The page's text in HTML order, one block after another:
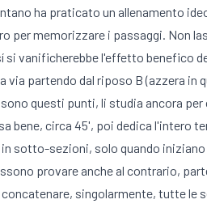
ha praticato un allenamento
per memorizzare i passaggi. Non
vanificherebbe l'effetto benefico
partendo dal riposo B (azzera in
questi punti, li studia ancora
bene, circa 45', poi dedica l'intero
sotto-sezioni, solo quando
provare anche al contrario,
singolarmente, tutte le